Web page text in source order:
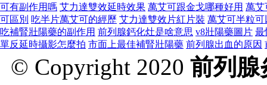
可有副作用嗎 艾力達雙效延時效果 萬艾可跟金戈哪種好用 萬艾
可區別 吃半片萬艾可的經歷 艾力達雙效片紅片裝 萬艾可半粒可
吃補腎壯陽藥的副作用 前列腺鈣化灶是啥意思 v8壯陽藥圖片 最
單反延時攝影怎麼拍 市面上最佳補腎壯陽藥 前列腺出血的原因
© Copyright 2020 前列腺